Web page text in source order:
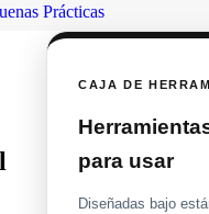
Prácticas
CAJA DE
para usar
Diseñadas bajo